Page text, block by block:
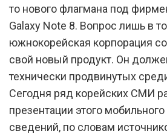
дата анонса
Note 8
то нового флагмана под
Galaxy Note 8. Вопрос лишь в
южнокорейская корпорация
свой новый продукт. Он
технически продвинутых
Сегодня ряд корейских СМИ
презентации этого
сведений, по словам